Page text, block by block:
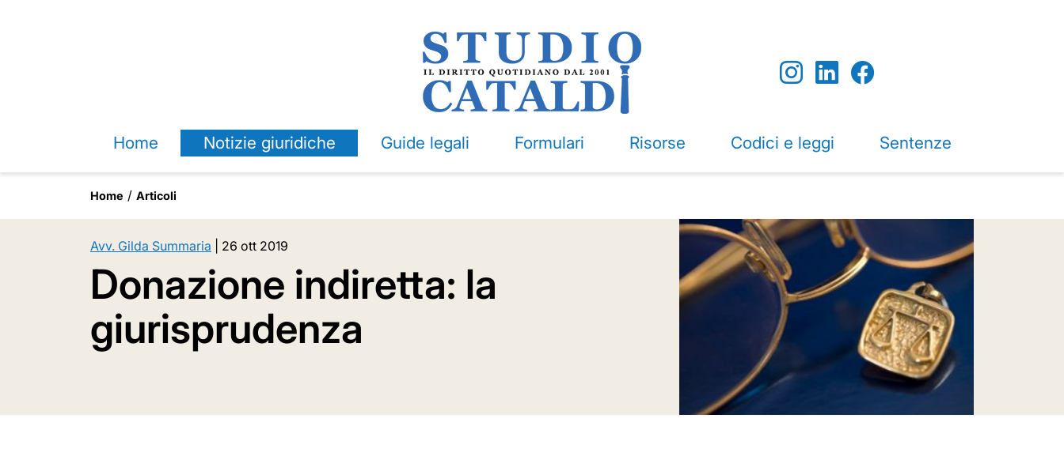
Home Notizie giuridiche Guide legali Formulari Risorse Codici e leggi Sentenze
Home Articoli
Avv. Gilda Summaria 26 ott 2019
Donazione indiretta: la
giurisprudenza